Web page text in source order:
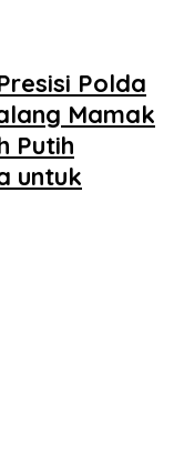
Polda
Mamak
Putih
untuk